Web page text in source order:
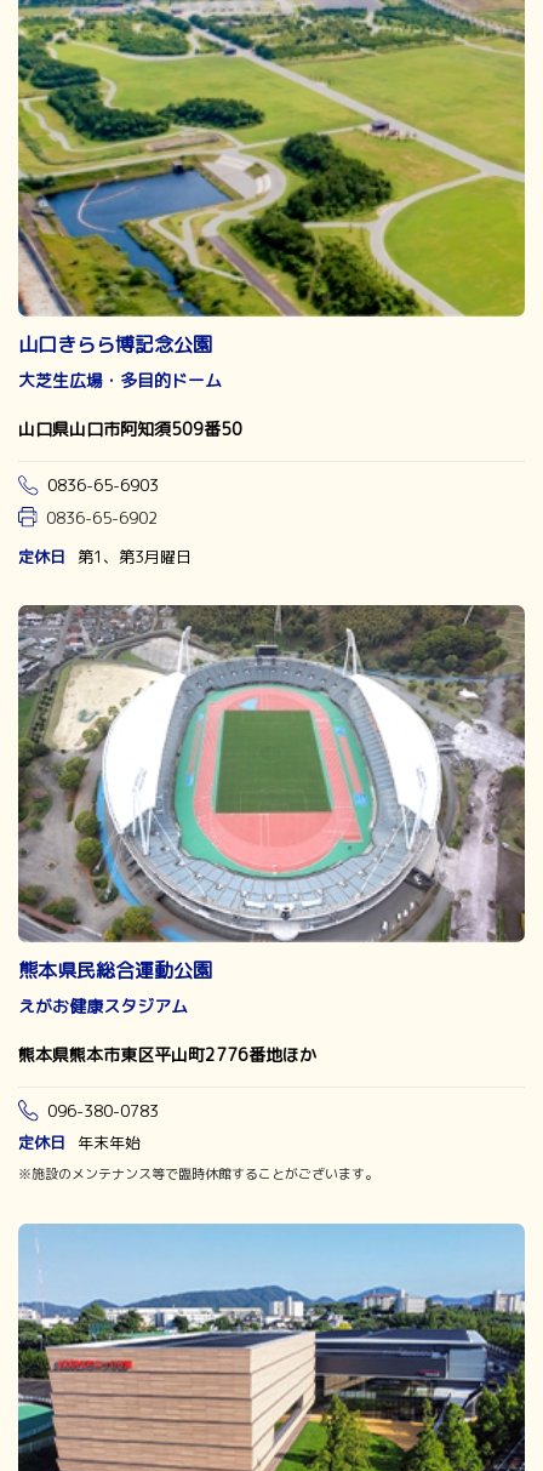
山口きらら博記念公園
大芝生広場・多目的ドーム
山口県山口市阿知須509番50
0836-65-6903
0836-65-6902
定休日
第1、第3月曜日
熊本県民総合運動公園
えがお健康スタジアム
熊本県熊本市東区平山町2776番地ほか
096-380-0783
定休日
年末年始
※施設のメンテナンス等で臨時休館することがございます。